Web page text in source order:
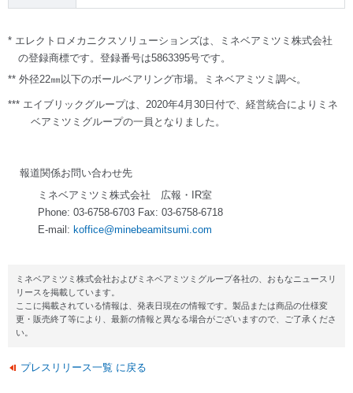
* エレクトロメカニクスソリューションズは、ミネベアミツミ株式会社
の登録商標です。登録番号は5863395号です。
** 外径22㎜以下のボールベアリング市場。ミネベアミツミ調べ。
*** エイブリックグループは、2020年4月30日付で、経営統合によりミネ
ベアミツミグループの一員となりました。
報道関係お問い合わせ先
ミネベアミツミ株式会社 広報・IR室
Phone: 03-6758-6703 Fax: 03-6758-6718
E-mail:koffice@minebeamitsumi.com
ミネベアミツミ株式会社およびミネベアミツミグループ各社の、おもなニュースリ
リースを掲載しています。
ここに掲載されている情報は、発表日現在の情報です。製品または商品の仕様変
更・販売終了等により、最新の情報と異なる場合がございますので、ご了承くださ
い。
プレスリリース一覧 に戻る